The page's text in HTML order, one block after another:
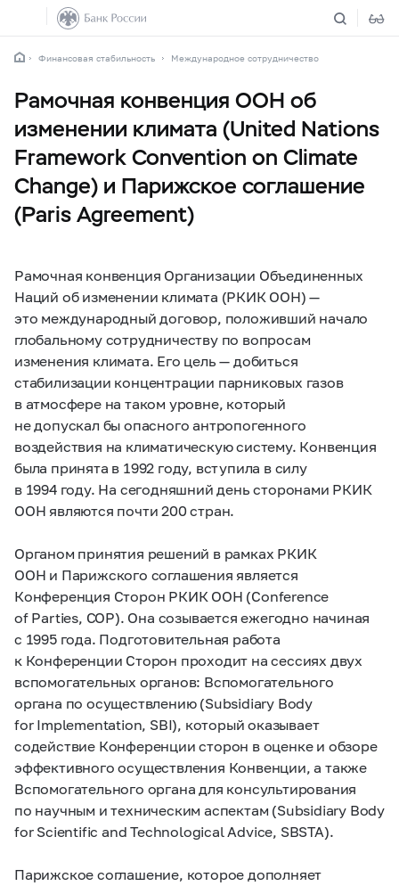
Финансовая стабильность Международное сотрудничество
Рамочная конвенция ООН об
изменении климата (United Nations
Framework Convention on Climate
Change) и Парижское соглашение
(Paris Agreement)
Рамочная конвенция Организации Объединенных
Наций об изменении климата (РКИК ООН) —
это международный договор, положивший начало
глобальному сотрудничеству по вопросам
изменения климата. Его цель — добиться
стабилизации концентрации парниковых газов
в атмосфере на таком уровне, который
не допускал бы опасного антропогенного
воздействия на климатическую систему. Конвенция
была принята в 1992 году, вступила в силу
в 1994 году. На сегодняшний день сторонами РКИК
ООН являются почти 200 стран.
Органом принятия решений в рамках РКИК
ООН и Парижского соглашения является
Конференция Сторон РКИК ООН (Conference
of Parties, COP). Она созывается ежегодно начиная
с 1995 года. Подготовительная работа
к Конференции Сторон проходит на сессиях двух
вспомогательных органов: Вспомогательного
органа по осуществлению (Subsidiary Body
for Implementation, SBI), который оказывает
содействие Конференции сторон в оценке и обзоре
эффективного осуществления Конвенции, а также
Вспомогательного органа для консультирования
по научным и техническим аспектам (Subsidiary Body
for Scientific and Technological Advice, SBSTA).
Парижское соглашение, которое дополняет